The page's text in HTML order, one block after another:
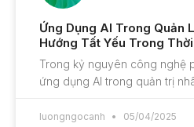
Ứng Dụng AI Trong Quản
Hướng Tất Yếu Trong
Trong kỷ nguyên công nghệ
ứng dụng AI trong quản trị
luongngocanh 05/04/2025